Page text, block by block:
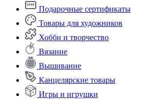
Подарочные сертификаты
Товары для художников
Хобби и творчество
Вязание
Вышивание
Канцелярские товары
Игры и игрушки